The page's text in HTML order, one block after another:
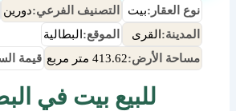
نوع العقار:بيت التصنيف الفرعي:دورين
المدينة: القرى الموقع: البطالية
مساحة الأرض:413.62 متر مربع قيمة
للبيع بيت في